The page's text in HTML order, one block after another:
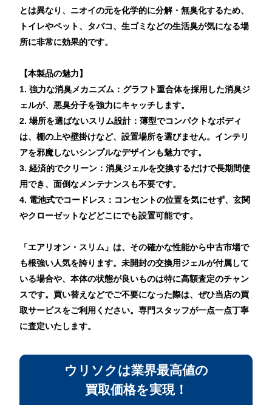
とは異なり、ニオイの元を化学的に分解・無臭化するため、
トイレやペット、タバコ、生ゴミなどの生活臭が気になる場
所に非常に効果的です。
【本製品の魅力】
1. 強力な消臭メカニズム：グラフト重合体を採用した消臭ジ
ェルが、悪臭分子を強力にキャッチします。
2. 場所を選ばないスリム設計：薄型でコンパクトなボディ
は、棚の上や壁掛けなど、設置場所を選びません。インテリ
アを邪魔しないシンプルなデザインも魅力です。
3. 経済的でクリーン：消臭ジェルを交換するだけで長期間使
用でき、面倒なメンテナンスも不要です。
4. 電池式でコードレス：コンセントの位置を気にせず、玄関
やクローゼットなどどこにでも設置可能です。
「エアリオン・スリム」は、その確かな性能から中古市場で
も根強い人気を誇ります。未開封の交換用ジェルが付属して
いる場合や、本体の状態が良いものは特に高額査定のチャン
スです。買い替えなどでご不要になった際は、ぜひ当店の買
取サービスをご利用ください。専門スタッフが一点一点丁寧
に査定いたします。
ウリソクは業界最高値の
買取価格を実現！